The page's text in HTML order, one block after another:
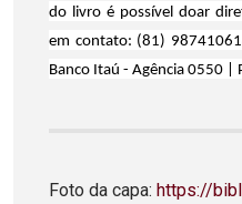
do livro é possível doar
em contato: (81)
Banco Itaú - Agência 0550 |
Foto da capa: https://